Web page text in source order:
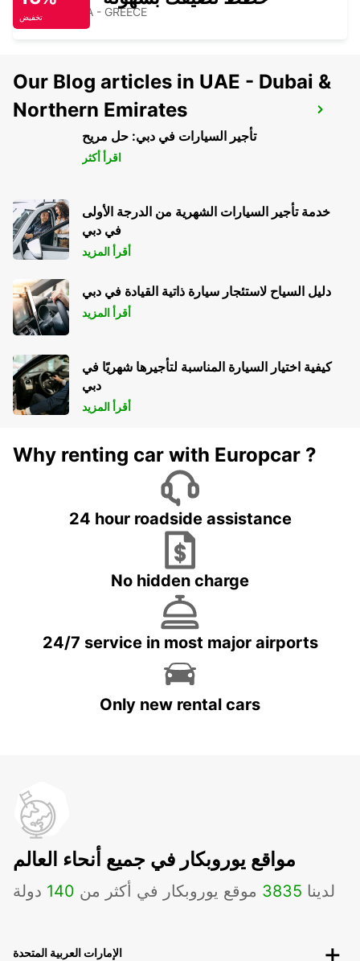
KEFALONIA - GREECE
PATRA AIRPORT ARAXOS
PATRA - GREECE
تخفيض
Our Blog articles in UAE - Dubai &
Northern Emirates
تأجير السيارات في دبي: حل مريح
اقرأ أكثر
خدمة تأجير السيارات الشهرية من الدرجة الأولى
في دبي
أقرأ المزيد
دليل السياح لاستئجار سيارة ذاتية القيادة في دبي
أقرأ المزيد
كيفية اختيار السيارة المناسبة لتأجيرها شهريًا في
دبي
أقرأ المزيد
Why renting car with Europcar ?
24 hour roadside assistance
No hidden charge
24/7 service in most major airports
Only new rental cars
مواقع يوروبكار في جميع أنحاء العالم
لدينا 3835 موقع يوروبكار في أكثر من 140 دولة
الإمارات العربية المتحدة